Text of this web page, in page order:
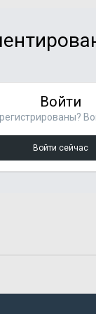
Войти
Войти сейчас